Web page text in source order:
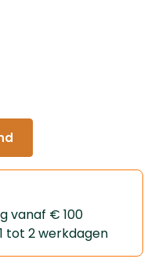
vanaf € 100
tot 2 werkdagen